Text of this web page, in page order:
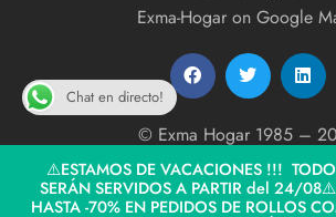
⚠️ESTAMOS DE VACACIONES !!!
SERÁN SERVIDOS A PARTIR del 24/08⚠️
HASTA -70% EN PEDIDOS DE ROLLOS
Exma-Hogar on Google
© Exma Hogar 1985 –
developed by
Chat en directo!